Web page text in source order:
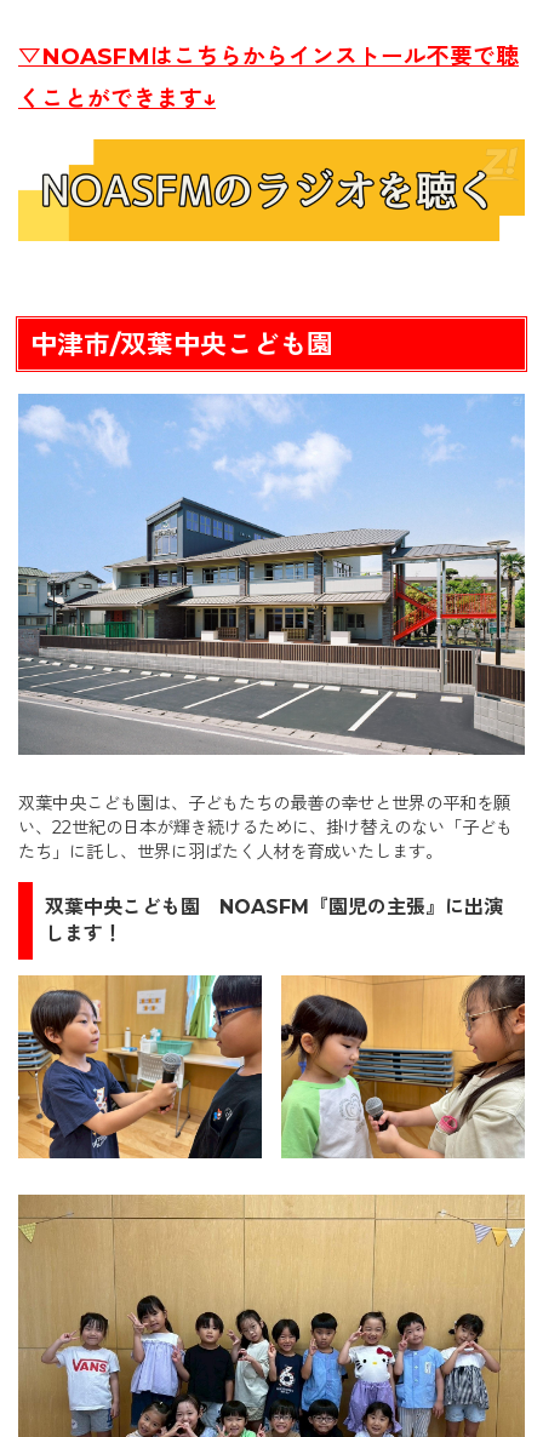
▽NOASFMはこちらからインストール不要で聴
くことができます↓
中津市/双葉中央こども園
双葉中央こども園は、子どもたちの最善の幸せと世界の平和を願
い、22世紀の日本が輝き続けるために、掛け替えのない「子ども
たち」に託し、世界に羽ばたく人材を育成いたします。
双葉中央こども園
NOASFM『園児の主張』に出演
します！